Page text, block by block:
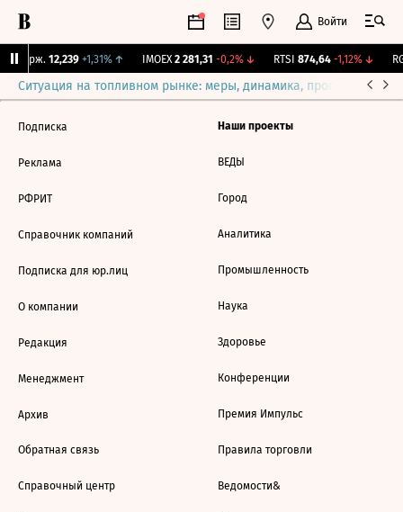
Войти
Бирж. 12,239 +1,31%↑ IMOEX 2 281,31 -0,2%↓ RTSI 874,64 -1,12%↓
Ситуация на топливном рынке: меры, динамика, прогнозы
Подписка
Реклама
РФРИТ
Справочник компаний
Подписка для юр.лиц
О компании
Редакция
Менеджмент
Архив
Обратная связь
Справочный центр
Наши проекты
ВЕДЫ
Город
Аналитика
Промышленность
Наука
Здоровье
Конференции
Премия Импульс
Правила торговли
Ведомости&